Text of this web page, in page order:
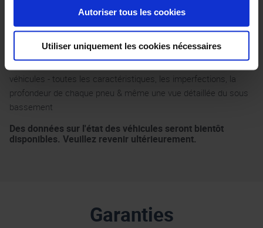
Autoriser tous les cookies
Utiliser uniquement les cookies nécessaires
État du véhicule
Nous partageons avec vous tous les détails importants de nos
véhicules - toutes les caractéristiques, les imperfections, la
profondeur de chaque pneu & même une vue détaillée du sous
bassement
Des données sur l'état des véhicules seront bientôt
disponibles. Veuillez revenir ultérieurement.
Garanties